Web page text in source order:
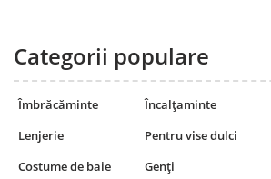
Categorii populare
Îmbrăcăminte Încalțaminte
Lenjerie
Pentru vise dulci
Costume de baie
Genți